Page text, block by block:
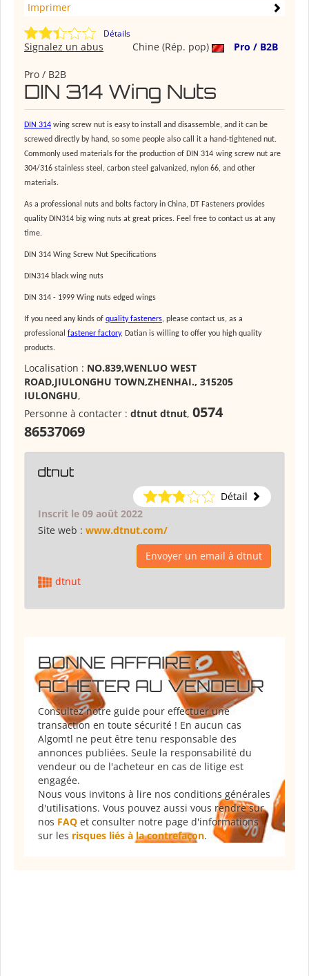
Imprimer
Détails
Chine (Rép. pop) Pro / B2B
Signalez un abus
Pro / B2B
DIN 314 Wing Nuts
DIN 314 wing screw nut is easy to install and disassemble, and it can be
screwed directly by hand, so some people also call it a hand-tightened nut.
Commonly used materials for the production of DIN 314 wing screw nut are
304/316 stainless steel, carbon steel galvanized, nylon 66, and other
materials.
As a professional nuts and bolts factory in China, DT Fasteners provides
quality DIN314 big wing nuts at great prices. Feel free to contact us at any
time.
DIN 314 Wing Screw Nut Specifications
DIN314 black wing nuts
DIN 314 - 1999 Wing nuts edged wings
If you need any kinds of quality fasteners, please contact us, as a
professional fastener factory, Datian is willing to offer you high quality
products.
Localisation : NO.839,WENLUO WEST
ROAD,JIULONGHU TOWN,ZHENHAI., 315205
IULONGHU,
Personne à contacter : dtnut dtnut, 0574
86537069
dtnut
Détail
Inscrit le 09 août 2022
Site web : www.dtnut.com/
Envoyer un email à dtnut
dtnut
BONNE AFFAIRE :
ACHETER AU VENDEUR
Consultez notre guide pour effectuer une
transaction en toute sécurité ! En aucun cas
Algomtl ne peut être tenu responsable des
annonces publiées. Seule la responsabilité du
vendeur ou de l'acheteur en cas de litige est
engagée.
Nous vous invitons à lire nos conditions générales
d'utilisations. Vous pouvez aussi vous rendre sur
nos FAQ et consulter notre page d'informations
sur les risques liés à la contrefaçon.